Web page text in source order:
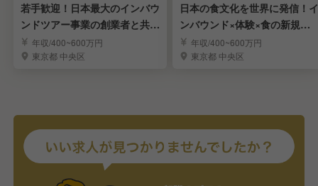
若手歓迎！日本最大のインバウ
ンドツアー事業の創業者と共に
新規事業立ち上げ
年収/400~600万円
東京都 中央区
日本の食文化を世界に発信！イ
ンバウンド×体験×食の新規事
業スタッフ
年収/400~600万円
東京都 中央区